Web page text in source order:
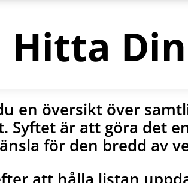
Hitta
en översikt över
Syftet är att göra det
för den bredd av